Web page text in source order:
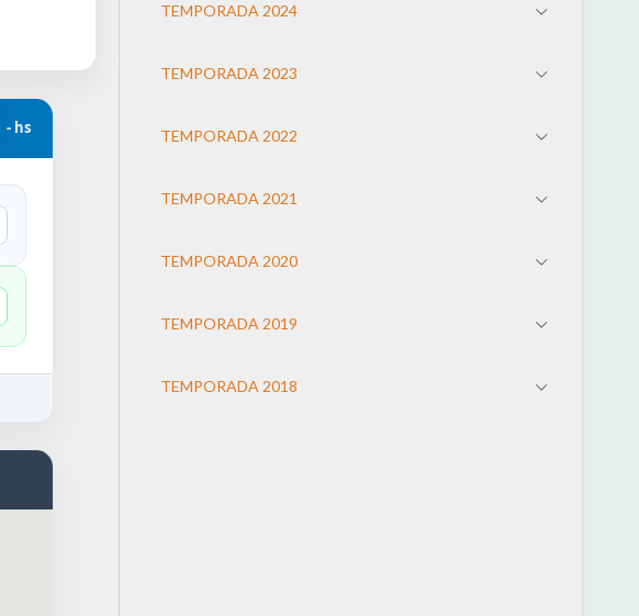
- hs
TEMPORADA 2024
TEMPORADA 2023
TEMPORADA 2022
TEMPORADA 2021
TEMPORADA 2020
TEMPORADA 2019
TEMPORADA 2018